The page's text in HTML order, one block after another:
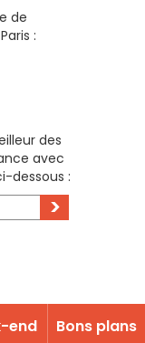
de
:
des
avec
dessous :
>
end Bons plans